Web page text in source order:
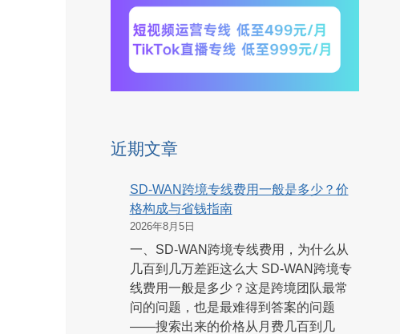
近期文章
SD-WAN跨境专线费用一般是多少？价
格构成与省钱指南
2026年8月5日
一、SD-WAN跨境专线费用，为什么从
几百到几万差距这么大 SD-WAN跨境专
线费用一般是多少？这是跨境团队最常
问的问题，也是最难得到答案的问题
——搜索出来的价格从月费几百到几